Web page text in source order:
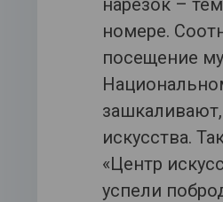
нарезок –
номере.
посещение
искусства.
«Центр
успели